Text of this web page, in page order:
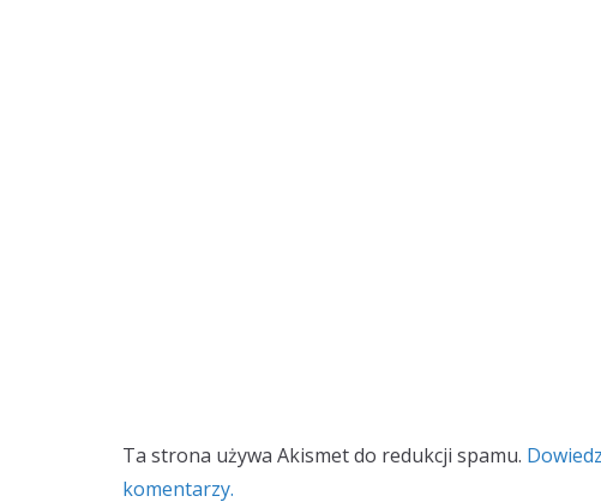
Ta strona używa Akismet do redukcji spamu.
komentarzy.